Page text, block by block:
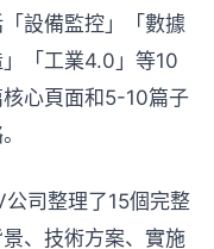
設備監控」「數據
「工業4.0」等10
心頁面和5-10篇子
司整理了15個完整
、技術方案、實施